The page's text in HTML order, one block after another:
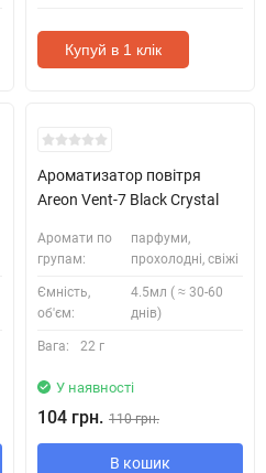
Купуй в 1 клік
Ароматизатор повітря
Areon Vent-7 Black Crystal
Аромати по
групам:
парфуми,
прохолодні, свіжі
Ємність,
об'єм:
4.5мл ( ≈ 30-60
днів)
Вага: 22 г
У наявності
104 грн. 110 грн.
В кошик